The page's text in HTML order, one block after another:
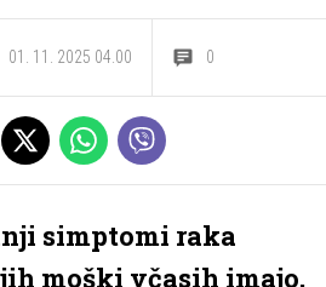
01. 11. 2025 04.00 0
simptomi raka
moški včasih imajo,